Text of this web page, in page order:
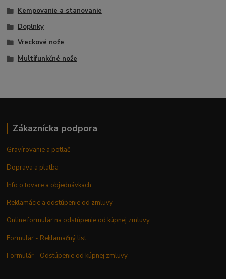
Kempovanie a stanovanie
Doplnky
Vreckové nože
Multifunkčné nože
Zákaznícka podpora
Gravírovanie a potlač
Doprava a platba
Info o tovare a objednávkach
Reklamácie a odstúpenie od zmluvy
Online formulár na odstúpenie od kúpnej zmluvy
Formulár - Reklamačný list
Formulár - Odstúpenie od kúpnej zmluvy